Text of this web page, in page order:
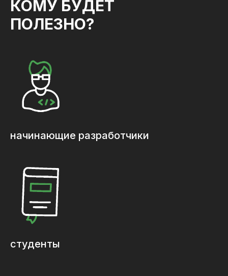
КОМУ БУДЕТ
ПОЛЕЗНО?
начинающие разработчики
студенты